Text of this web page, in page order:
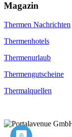
Magazin
Thermen Nachrichten
Thermenhotels
Thermenurlaub
Thermengutscheine
Thermalquellen